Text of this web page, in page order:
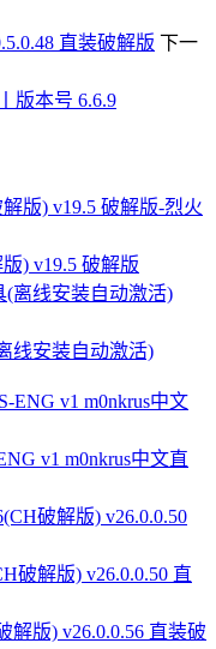
直装破解版 下一
版本号 6.6.9
) v19.5 破解版
线安装自动激活)
v1 m0nkrus中文直
破解版) v26.0.0.50 直